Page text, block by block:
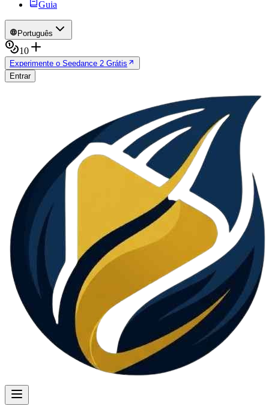
Guia
Português
10
Experimente o Seedance 2 Grátis
Entrar